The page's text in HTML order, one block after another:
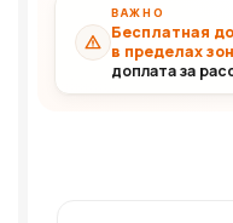
ВАЖНО
Бесплатная
в пределах
доплата за